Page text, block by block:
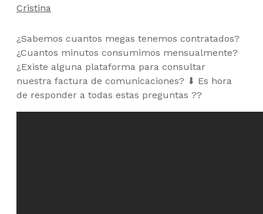
Cristina
¿Sabemos cuantos megas tenemos contratados?
¿Cuantos minutos consumimos mensualmente?
¿Existe alguna plataforma para consultar
nuestra factura de comunicaciones? ⬇ Es hora
de responder a todas estas preguntas ??